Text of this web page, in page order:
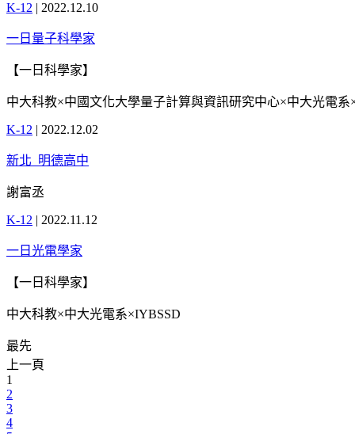
K-12 | 2022.12.10
一日量子科學家
【一日科學家】
中大科教×中國文化大學量子計算與資訊研究中心×中大光電
K-12 | 2022.12.02
新北_明德高中
謝富丞
K-12 | 2022.11.12
一日光電學家
【一日科學家】
中大科教×中大光電系×IYBSSD
最先
上一頁
1
2
3
4